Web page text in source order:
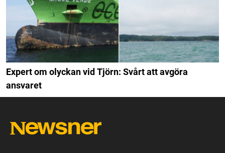
Expert om olyckan vid Tjörn: Svårt att avgöra
ansvaret